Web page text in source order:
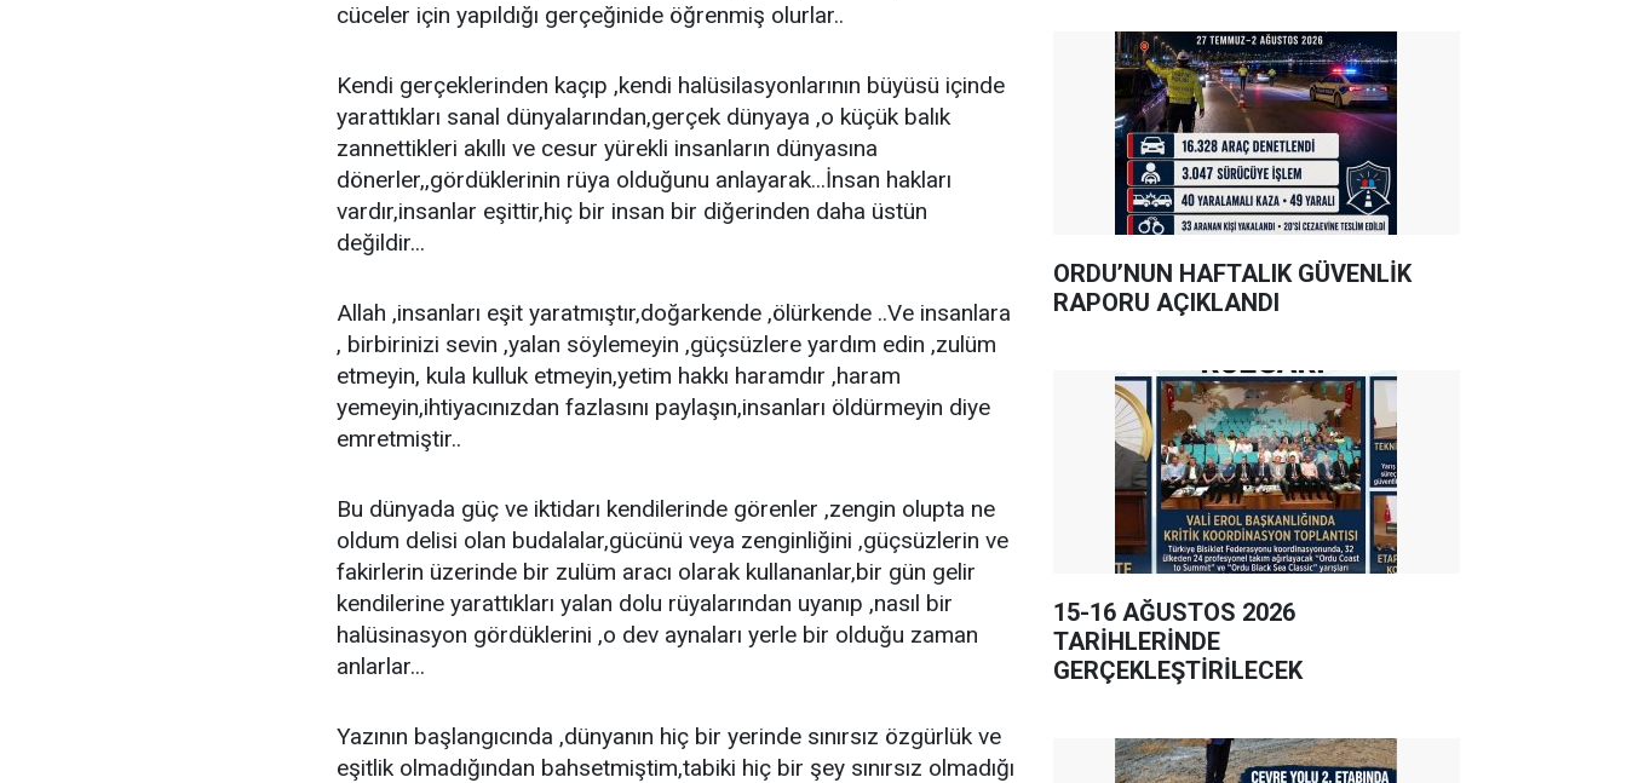
cüceler için yapıldığı gerçeğinide öğrenmiş olurlar..
Kendi gerçeklerinden kaçıp ,kendi halüsilasyonlarının büyüsü içinde
yarattıkları sanal dünyalarından,gerçek dünyaya ,o küçük balık
zannettikleri akıllı ve cesur yürekli insanların dünyasına
dönerler,,gördüklerinin rüya olduğunu anlayarak...İnsan hakları
vardır,insanlar eşittir,hiç bir insan bir diğerinden daha üstün
değildir...
Allah ,insanları eşit yaratmıştır,doğarkende ,ölürkende ..Ve insanlara
, birbirinizi sevin ,yalan söylemeyin ,güçsüzlere yardım edin ,zulüm
etmeyin, kula kulluk etmeyin,yetim hakkı haramdır ,haram
yemeyin,ihtiyacınızdan fazlasını paylaşın,insanları öldürmeyin diye
emretmiştir..
Bu dünyada güç ve iktidarı kendilerinde görenler ,zengin olupta ne
oldum delisi olan budalalar,gücünü veya zenginliğini ,güçsüzlerin ve
fakirlerin üzerinde bir zulüm aracı olarak kullananlar,bir gün gelir
kendilerine yarattıkları yalan dolu rüyalarından uyanıp ,nasıl bir
halüsinasyon gördüklerini ,o dev aynaları yerle bir olduğu zaman
anlarlar...
Yazının başlangıcında ,dünyanın hiç bir yerinde sınırsız özgürlük ve
eşitlik olmadığından bahsetmiştim,tabiki hiç bir şey sınırsız olmadığı
ORDU’NUN HAFTALIK GÜVENLİK
RAPORU AÇIKLANDI
15-16 AĞUSTOS 2026
TARİHLERİNDE
GERÇEKLEŞTİRİLECEK